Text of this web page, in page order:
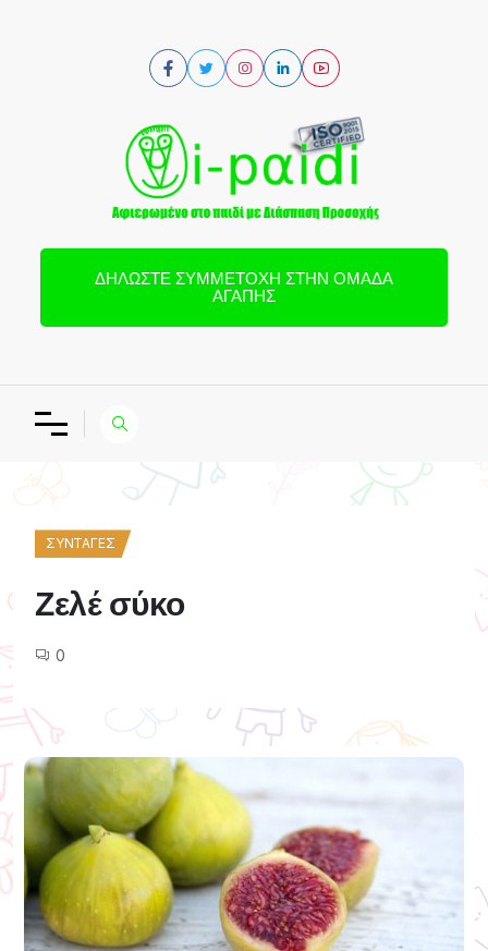
ΔΗΛΏΣΤΕ ΣΥΜΜΕΤΟΧΉ ΣΤΗΝ ΟΜΆΔΑ
ΑΓΆΠΗΣ
ΣΥΝΤΑΓΈΣ
Ζελέ σύκο
0